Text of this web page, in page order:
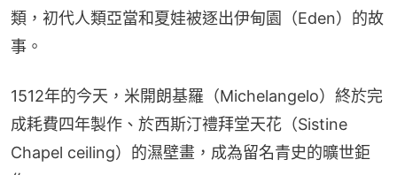
類，初代人類亞當和夏娃被逐出伊甸園（Eden）的故
事。
1512年的今天，米開朗基羅（Michelangelo）終於完
成耗費四年製作、於西斯汀禮拜堂天花（Sistine
Chapel ceiling）的濕壁畫，成為留名青史的曠世鉅